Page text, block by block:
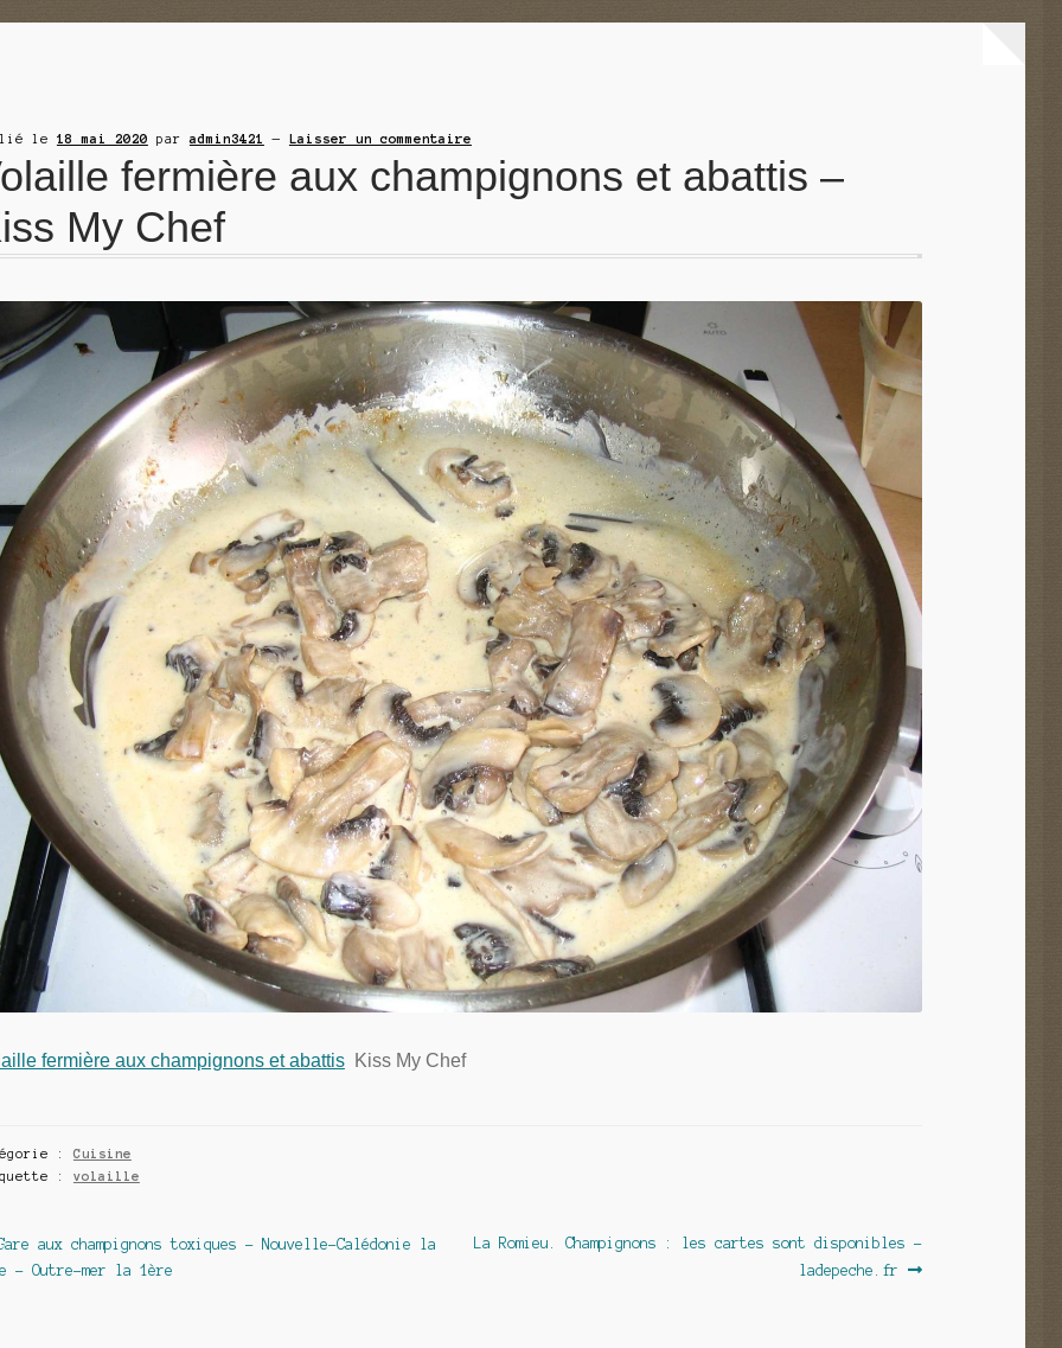
le 18 mai 2020 paradmin3421 — Laisser un commentaire
fermière aux champignons et abattis –
My Chef
fermière aux champignons et abattis Kiss My Chef
: Cuisine
: volaille
:
aux champignons toxiques – Nouvelle-Calédonie la
– Outre-mer la 1ère
Article
La Romieu. Champignons : les cartes sont disponibles –
ladepeche.fr